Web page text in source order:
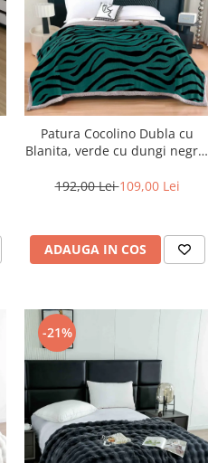
Patura Cocolino Dubla cu
Blanita, verde cu dungi negre-
192,00 Lei109,00 Lei
ADAUGA IN COS
-21%